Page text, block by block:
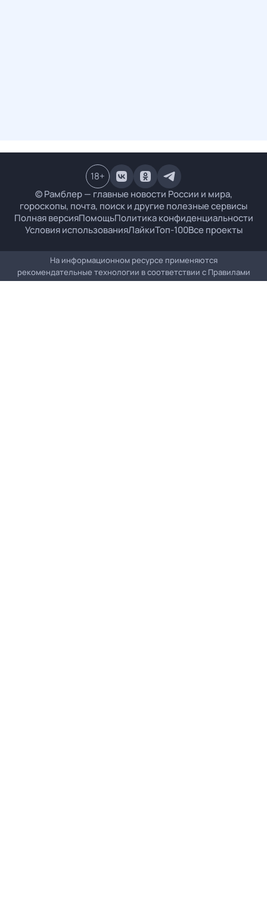
© Рамблер — главные новости России и мира,
гороскопы, почта, поиск и другие полезные сервисы
Полная версияПомощьПолитика конфиденциальности
Условия использованияЛайкиТоп-100Все проекты
18+
На информационном ресурсе применяются
рекомендательные технологии в соответствии с Правилами